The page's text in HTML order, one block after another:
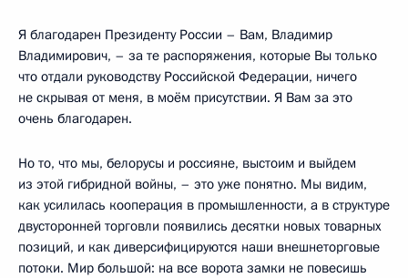
Я благодарен Президенту России – Вам, Владимир
Владимирович, – за те распоряжения, которые Вы только
что отдали руководству Российской Федерации, ничего
не скрывая от меня, в моём присутствии. Я Вам за это
очень благодарен.
Но то, что мы, белорусы и россияне, выстоим и выйдем
из этой гибридной войны, – это уже понятно. Мы видим,
как усилилась кооперация в промышленности, а в структуре
двусторонней торговли появились десятки новых товарных
позиций, и как диверсифицируются наши внешнеторговые
потоки. Мир большой: на все ворота замки не повесишь